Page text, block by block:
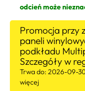
odcień może
Promocja przy
paneli
podkładu
Szczegóły w
Trwa do: 2026-09-
więcej